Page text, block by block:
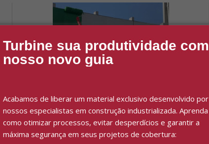
Turbine sua produtividade com
nosso novo guia
Acabamos de liberar um material exclusivo desenvolvido por
nossos especialistas em construção industrializada. Aprenda
como otimizar processos, evitar desperdícios e garantir a
máxima segurança em seus projetos de cobertura:
Pintura Eterplac Tapume